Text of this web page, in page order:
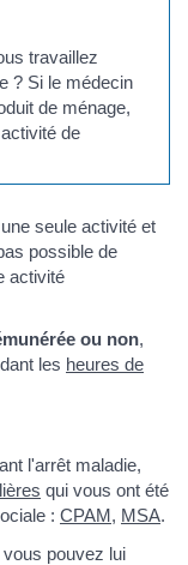
travaillez
? Si le médecin
de ménage,
de
seule activité et
possible de
activité
ou non,
les heures de
l'arrêt maladie,
qui vous ont été
: CPAM, MSA.
pouvez lui